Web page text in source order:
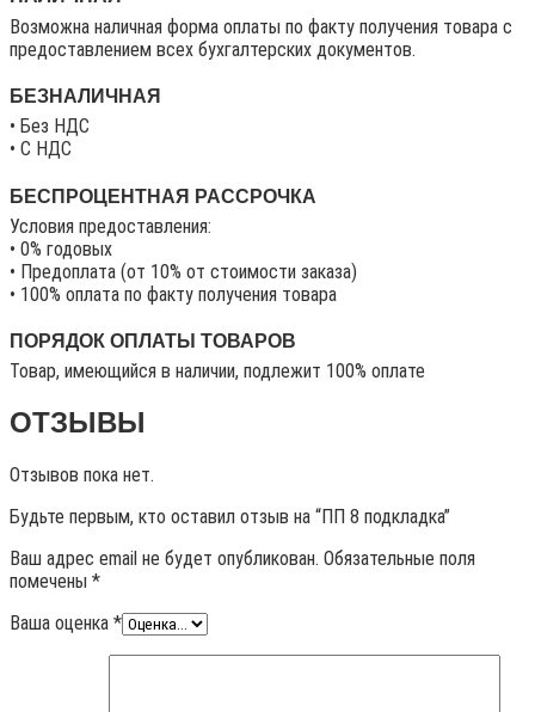
Возможна наличная форма оплаты по факту получения товара с
предоставлением всех бухгалтерских документов.
БЕЗНАЛИЧНАЯ
• Без НДС
• C НДС
БЕСПРОЦЕНТНАЯ РАССРОЧКА
Условия предоставления:
• 0% годовых
• Предоплата (от 10% от стоимости заказа)
• 100% оплата по факту получения товара
ПОРЯДОК ОПЛАТЫ ТОВАРОВ
Товар, имеющийся в наличии, подлежит 100% оплате
ОТЗЫВЫ
Отзывов пока нет.
Будьте первым, кто оставил отзыв на “ПП 8 подкладка”
Ваш адрес email не будет опубликован. Обязательные поля
помечены *
Ваша оценка *